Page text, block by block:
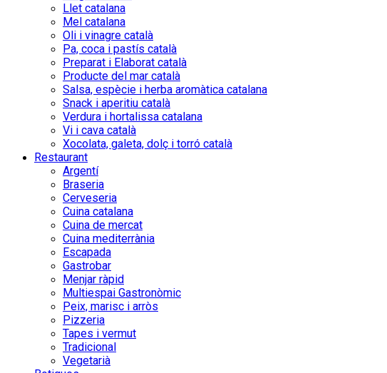
Llet catalana
Mel catalana
Oli i vinagre català
Pa, coca i pastís català
Preparat i Elaborat català
Producte del mar català
Salsa, espècie i herba aromàtica catalana
Snack i aperitiu català
Verdura i hortalissa catalana
Vi i cava català
Xocolata, galeta, dolç i torró català
Restaurant
Argentí
Braseria
Cerveseria
Cuina catalana
Cuina de mercat
Cuina mediterrània
Escapada
Gastrobar
Menjar ràpid
Multiespai Gastronòmic
Peix, marisc i arròs
Pizzeria
Tapes i vermut
Tradicional
Vegetarià